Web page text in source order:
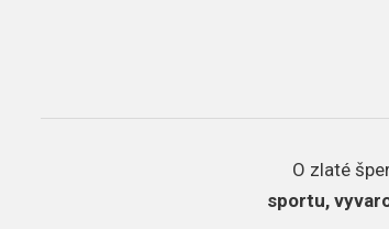
O zlaté
sportu,